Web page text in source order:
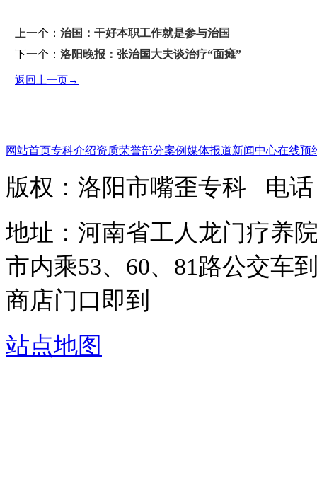
上一个： 治国：干好本职工作就是参与治国
下一个： 洛阳晚报：张治国大夫谈治疗“面瘫”
返回上一页→
网站首页专科介绍资质荣誉部分案例媒体报道新闻中心在线预
版权：洛阳市嘴歪专科
电
地址：河南省工人龙门疗养
市内乘53、60、81路公交车
商店门口即到
站点地图